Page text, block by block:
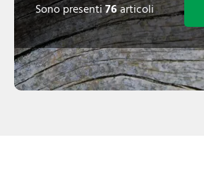
Sono presenti76articoli